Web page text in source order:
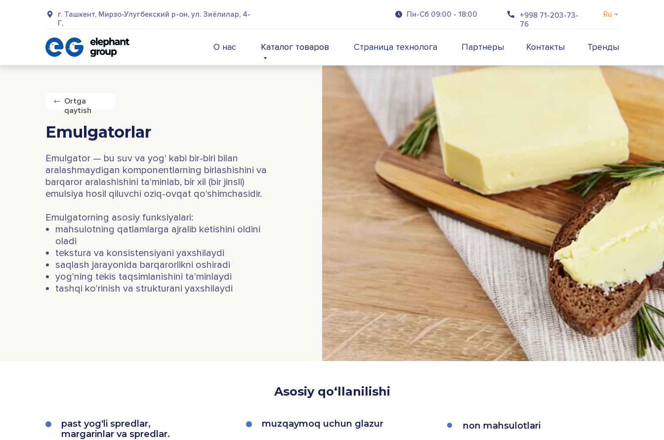
г. Ташкент, Мирзо-Улугбекский р-он, ул. Зиёлилар, 4-
Г,
Пн-Сб 09:00 - 18:00
+998 71-203-73-
76
Ru
О нас Каталог товаров
Каталог товаров Страница технолога Партнеры Контакты Тренды
Ortga
qaytish
Еmulgatorlar
Emulgator — bu suv va yog' kabi bir-biri bilan
aralashmaydigan komponentlarning birlashishini va
barqaror aralashishini ta'minlab, bir xil (bir jinsli)
emulsiya hosil qiluvchi oziq-ovqat qo'shimchasidir.
Emulgatorning asosiy funksiyalari:
mahsulotning qatlamlarga ajralib ketishini oldini
oladi
tekstura va konsistensiyani yaxshilaydi
saqlash jarayonida barqarorlikni oshiradi
yog'ning tekis taqsimlanishini ta'minlaydi
tashqi ko'rinish va strukturani yaxshilaydi
past yog'li spredlar,
margarinlar va spredlar.
non mahsulotlari
muzqaymoq uchun glazur
Asosiy qo‘llanilishi